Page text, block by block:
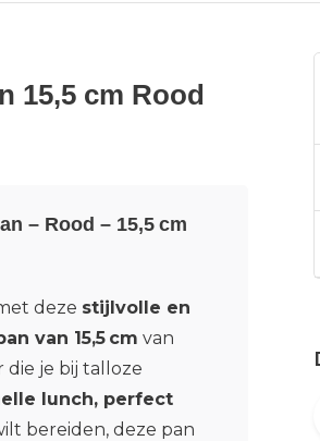
15,5 cm Rood
– Rood – 15,5 cm
deze stijlvolle en
van 15,5 cm van
je bij talloze
lunch, perfect
bereiden, deze pan